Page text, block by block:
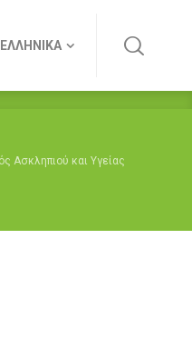
ΕΛΛΗΝΙΚΆ
Ασκληπιού και Υγείας